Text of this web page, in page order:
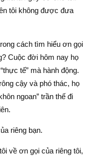
tôi không được đưa
cách tìm hiểu ơn gọi
Cuộc đời hôm nay họ
tế” mà hành động.
cậy và phó thác, họ
ngoan” trần thế đi
riêng bạn.
về ơn gọi của riêng tôi,